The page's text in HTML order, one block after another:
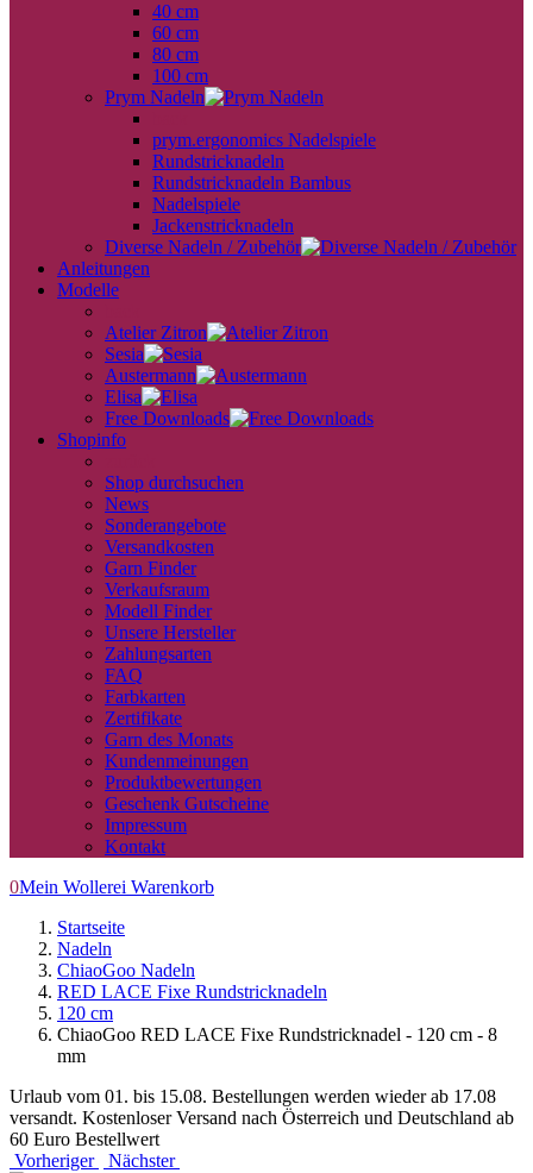
40 cm
60 cm
80 cm
100 cm
Prym Nadeln
prym.ergonomics Nadelspiele
Rundstricknadeln
Rundstricknadeln Bambus
Nadelspiele
Jackenstricknadeln
Diverse Nadeln / Zubehör
Anleitungen
Modelle
Atelier Zitron
Sesia
Austermann
Elisa
Free Downloads
Shopinfo
Shop durchsuchen
News
Sonderangebote
Versandkosten
Garn Finder
Verkaufsraum
Modell Finder
Unsere Hersteller
Zahlungsarten
FAQ
Farbkarten
Zertifikate
Garn des Monats
Kundenmeinungen
Produktbewertungen
Geschenk Gutscheine
Impressum
Kontakt
0Mein Wollerei Warenkorb
Startseite
Nadeln
ChiaoGoo Nadeln
RED LACE Fixe Rundstricknadeln
120 cm
ChiaoGoo RED LACE Fixe Rundstricknadel - 120 cm - 8
mm
Urlaub vom 01. bis 15.08. Bestellungen werden wieder ab 17.08
versandt. Kostenloser Versand nach Österreich und Deutschland ab
60 Euro Bestellwert
Vorheriger
Nächster